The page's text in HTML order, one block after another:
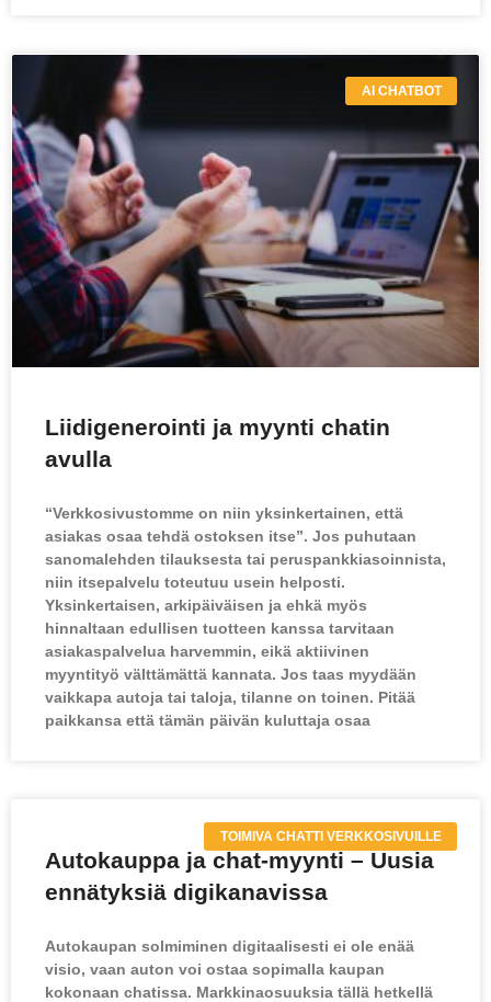
AI CHATBOT
Liidigenerointi ja myynti chatin
avulla
“Verkkosivustomme on niin yksinkertainen, että
asiakas osaa tehdä ostoksen itse”. Jos puhutaan
sanomalehden tilauksesta tai peruspankkiasoinnista,
niin itsepalvelu toteutuu usein helposti.
Yksinkertaisen, arkipäiväisen ja ehkä myös
hinnaltaan edullisen tuotteen kanssa tarvitaan
asiakaspalvelua harvemmin, eikä aktiivinen
myyntityö välttämättä kannata. Jos taas myydään
vaikkapa autoja tai taloja, tilanne on toinen. Pitää
paikkansa että tämän päivän kuluttaja osaa
TOIMIVA CHATTI VERKKOSIVUILLE
Autokauppa ja chat-myynti – Uusia
ennätyksiä digikanavissa
Autokaupan solmiminen digitaalisesti ei ole enää
visio, vaan auton voi ostaa sopimalla kaupan
kokonaan chatissa. Markkinaosuuksia tällä hetkellä